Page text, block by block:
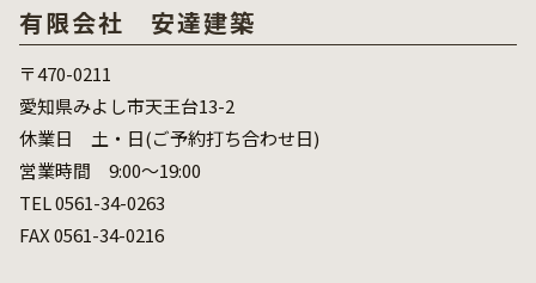
有限会社 安達建築
〒470-0211
愛知県みよし市天王台13-2
休業日 土・日(ご予約打ち合わせ日)
営業時間 9:00～19:00
TEL 0561-34-0263
FAX 0561-34-0216